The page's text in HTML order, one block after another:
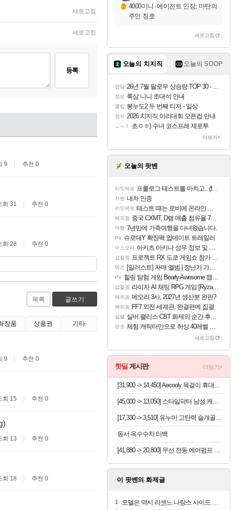
새로고침
새로고침
등록
9 추천 0
회 31 추천 0
회 28 추천 0
목록 글쓰기
장품 상품권 기타
9 추천 0
회 15 추천 0
회 13 추천 0
회 18 추천 0
4000이니 ·에이전트 인장, 마탄의
주인 칭호
새로고침
오늘의 치지직 오늘의 SOOP
잡담 26년 7월 팔로우 상승량 TOP 30 - 월간 치지직
정보 룩삼 니니 초대석 안내
클립 봉누도2 두 번째 티저 - 일상
정보 2026 치지직 이리대회 오픈컵 안내
ㅗㅜㅑ 초ㅇㅎ) 수녀 코스프레 제로투
더보기+
오늘의 팟벤
리밋제로 프롤로그 테스트를 마치고.. (feat. 리아)
차벤 내차 인증
리밋제로 테스트 때는 로비에 온라인 기능이 있는데
해외겜 중국 CXMT, D램 매출 점유율 7%…글로벌 4위로 부상
여행 7년만에 가족여행을 다녀왔습니다.
PV 슈로대Y 확장팩 업데이트 트레일러
아스오라 아키츠 아키나 성우 정보 및 주요 필모
섭컬겜 프로젝트 RX 도쿄 게임쇼 참가 결정
명조 [일러스트] 자매 앨범 | 장난기 가득한 오후의 공원 (리메이크판)
PV 힐링 탐험 게임 Bearly Awesome 챕터 1 트레일러
섭컬겜 라이자 AI 채팅 RPG 게임 [RyzaChat: AI] 공개
해외겜 메모리 3사, 2027년 생산분 완판?
해외겜 FF7 외전 세계관, 완결편에 집결
실팰 실버 팰리스 CBT 화제의 순간·후기 모음
명조 체험 캐릭터만으로 허상 40레벨 하이와티아 5분 컷!｜에이메스·린네·모니에 명함
새로고침
핫딜 게시판 더보기+
[31,900 -> 14,450] Aecooly 목걸이 휴대용 초경량 미니 선풍기
[45,000 -> 13,050] 스타일닥터 남성 캐주얼 스니커즈 운동화 (재고6개)
[17,330 -> 3,510] 유누이 고탄력 슬개골 무릎보호대 x 2개
동서 옥수수차 티백
[41,880 -> 20,800] 무선 전동 에어펌프 휴대용 7200mAh (자동차, 자전거)
이 팟벤의 화제글
1 모델은 역시 리센느 나랑스 사이드 1.25L 1박스